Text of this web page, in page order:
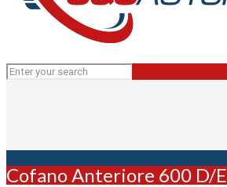
Cofano Anteriore 600 D/E